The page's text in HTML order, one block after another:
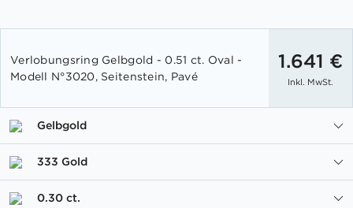
Anfang
der
Bildgalerie
Verlobungsring Gelbgold - 0.51 ct. Oval -
Modell N°3020, Seitenstein, Pavé
1.641 €
Inkl. MwSt.
Gelbgold
333 Gold
0.30 ct.